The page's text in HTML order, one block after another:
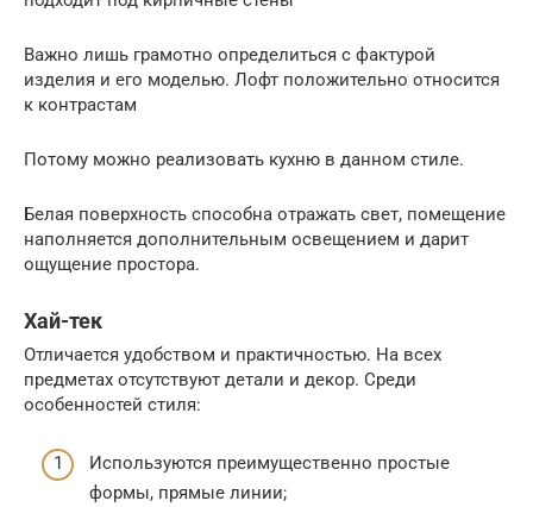
Важно лишь грамотно определиться с фактурой
изделия и его моделью. Лофт положительно относится
к контрастам
Потому можно реализовать кухню в данном стиле.
Белая поверхность способна отражать свет, помещение
наполняется дополнительным освещением и дарит
ощущение простора.
Хай-тек
Отличается удобством и практичностью. На всех
предметах отсутствуют детали и декор. Среди
особенностей стиля:
Используются преимущественно простые
формы, прямые линии;